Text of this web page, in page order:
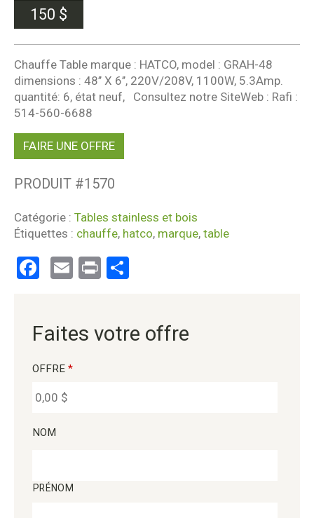
150 $
Chauffe Table marque : HATCO, model : GRAH-48
dimensions : 48’’ X 6’’, 220V/208V, 1100W, 5.3Amp.
quantité: 6, état neuf, Consultez notre SiteWeb : Rafi :
514-560-6688
FAIRE UNE OFFRE
PRODUIT #1570
Catégorie : Tables stainless et bois
Étiquettes : chauffe, hatco, marque, table
Facebook
Email
Print
Faites votre offre
OFFRE *
NOM
PRÉNOM